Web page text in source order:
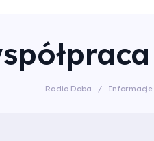
Radio Doba / Informacje